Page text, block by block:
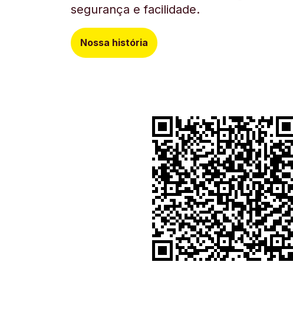
segurança e facilidade.
Nossa história